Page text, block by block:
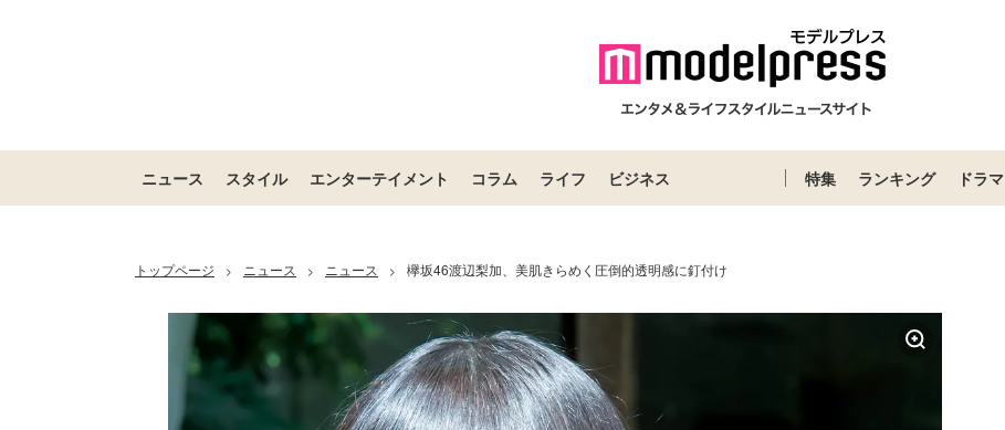
ニュース スタイル エンターテイメント コラム ライフ ビジネス 特集 ランキング ドラマ
トップページ > ニュース > ニュース > 欅坂46渡辺梨加、美肌きらめく圧倒的透明感に釘付け